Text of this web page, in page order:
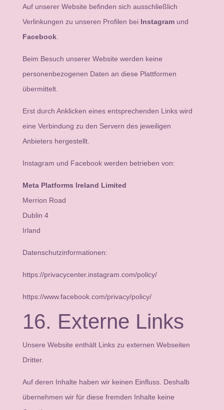
Auf unserer Website befinden sich ausschließlich
Verlinkungen zu unseren Profilen bei Instagramund
Facebook.
Beim Besuch unserer Website werden keine
personenbezogenen Daten an diese Plattformen
übermittelt.
Erst durch Anklicken eines entsprechenden Links wird
eine Verbindung zu den Servern des jeweiligen
Anbieters hergestellt.
Instagram und Facebook werden betrieben von:
Meta Platforms Ireland Limited
Merrion Road
Dublin 4
Irland
Datenschutzinformationen:
https://privacycenter.instagram.com/policy/
https://www.facebook.com/privacy/policy/
16. Externe Links
Unsere Website enthält Links zu externen Webseiten
Dritter.
Auf deren Inhalte haben wir keinen Einfluss. Deshalb
übernehmen wir für diese fremden Inhalte keine